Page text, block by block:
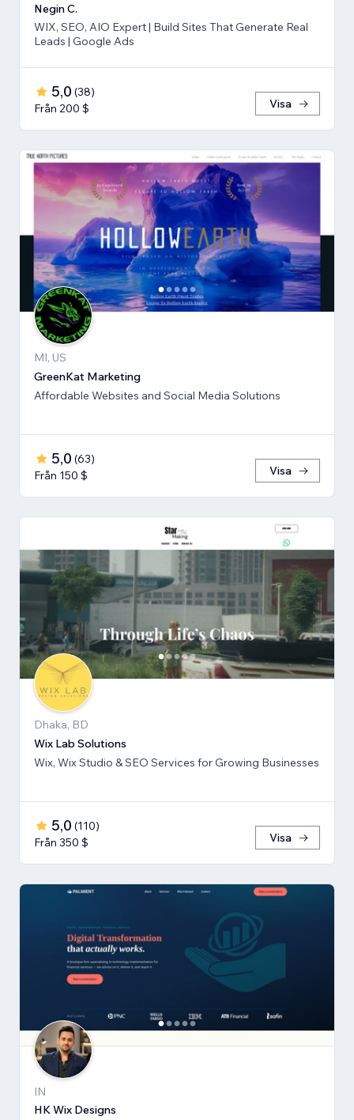
Negin C.
WIX, SEO, AIO Expert | Build Sites That Generate Real
Leads | Google Ads
5,0 (38)
Från 200 $
Visa
MI, US
GreenKat Marketing
Affordable Websites and Social Media Solutions
5,0 (63)
Från 150 $
Visa
Dhaka, BD
Wix Lab Solutions
Wix, Wix Studio & SEO Services for Growing Businesses
5,0 (110)
Från 350 $
Visa
IN
HK Wix Designs